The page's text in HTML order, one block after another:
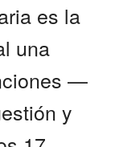
es la
una
—
y